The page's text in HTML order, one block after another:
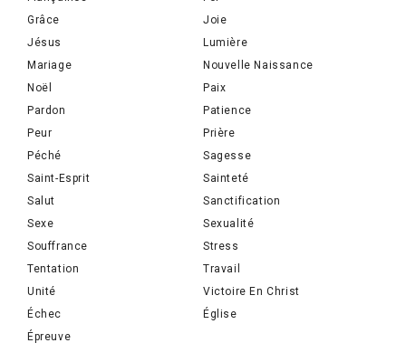
Grâce
Joie
Jésus
Lumière
Mariage
Nouvelle Naissance
Noël
Paix
Pardon
Patience
Peur
Prière
Péché
Sagesse
Saint-Esprit
Sainteté
Salut
Sanctification
Sexe
Sexualité
Souffrance
Stress
Tentation
Travail
Unité
Victoire En Christ
Échec
Église
Épreuve